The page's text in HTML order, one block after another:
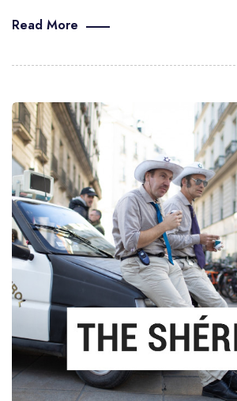
Read More